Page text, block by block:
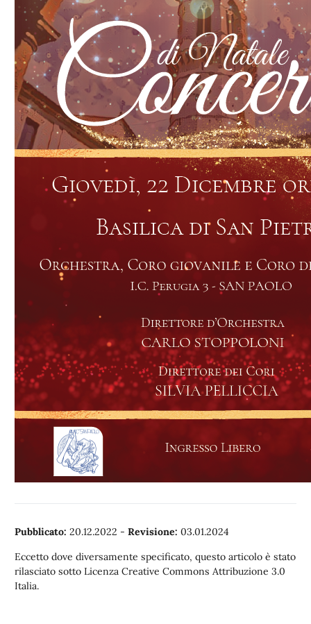
Pubblicato: 20.12.2022 - Revisione: 03.01.2024
Eccetto dove diversamente specificato, questo articolo è stato
rilasciato sotto Licenza Creative Commons Attribuzione 3.0
Italia.